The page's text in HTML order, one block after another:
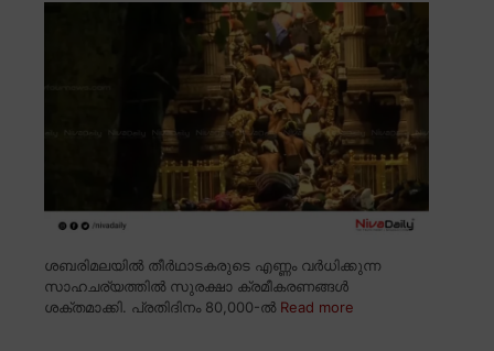
ശബരിമലയിൽ തീർഥാടകരുടെ എണ്ണം വർധിക്കുന്ന
സാഹചര്യത്തിൽ സുരക്ഷാ ക്രമീകരണങ്ങൾ
ശക്തമാക്കി. പ്രതിദിനം 80,000-ൽ Read more